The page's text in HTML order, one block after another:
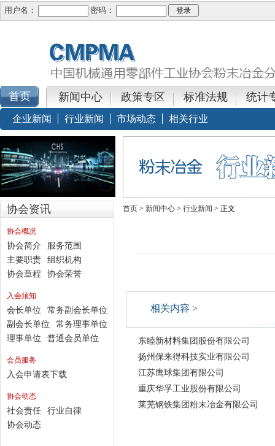
用户名： 密码：
新闻中心 政策专区 标准法规 统计
企业新闻 行业新闻 市场动态 相关行业
协会资讯
协会概况
协会简介
服务范围
主要职责
组织机构
协会章程
协会荣誉
入会须知
会长单位
常务副会长单位
副会长单位
常务理事单位
理事单位
普通会员单位
会员服务
入会申请表下载
协会动态
社会责任
行业自律
协会动态
首页 > 新闻中心 > 行业新闻 > 正文
相关内容 >
东睦新材料集团股份有限公司
扬州保来得科技实业有限公司
江苏鹰球集团有限公司
重庆华孚工业股份有限公司
莱芜钢铁集团粉末冶金有限公司